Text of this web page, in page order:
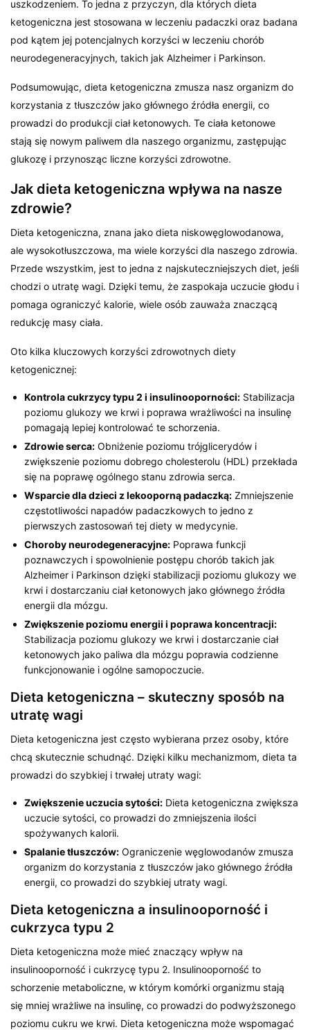
uszkodzeniem. To jedna z przyczyn, dla których dieta
ketogeniczna jest stosowana w leczeniu padaczki oraz badana
pod kątem jej potencjalnych korzyści w leczeniu chorób
neurodegeneracyjnych, takich jak Alzheimer i Parkinson.
Podsumowując, dieta ketogeniczna zmusza nasz organizm do
korzystania z tłuszczów jako głównego źródła energii, co
prowadzi do produkcji ciał ketonowych. Te ciała ketonowe
stają się nowym paliwem dla naszego organizmu, zastępując
glukozę i przynosząc liczne korzyści zdrowotne.
Jak dieta ketogeniczna wpływa na nasze
zdrowie?
Dieta ketogeniczna, znana jako dieta niskowęglowodanowa,
ale wysokotłuszczowa, ma wiele korzyści dla naszego zdrowia.
Przede wszystkim, jest to jedna z najskuteczniejszych diet, jeśli
chodzi o utratę wagi. Dzięki temu, że zaspokaja uczucie głodu i
pomaga ograniczyć kalorie, wiele osób zauważa znaczącą
redukcję masy ciała.
Oto kilka kluczowych korzyści zdrowotnych diety
ketogenicznej:
Kontrola cukrzycy typu 2 i insulinooporności: Stabilizacja
poziomu glukozy we krwi i poprawa wrażliwości na insulinę
pomagają lepiej kontrolować te schorzenia.
Zdrowie serca: Obniżenie poziomu trójglicerydów i
zwiększenie poziomu dobrego cholesterolu (HDL) przekłada
się na poprawę ogólnego stanu zdrowia serca.
Wsparcie dla dzieci z lekooporną padaczką: Zmniejszenie
częstotliwości napadów padaczkowych to jedno z
pierwszych zastosowań tej diety w medycynie.
Choroby neurodegeneracyjne: Poprawa funkcji
poznawczych i spowolnienie postępu chorób takich jak
Alzheimer i Parkinson dzięki stabilizacji poziomu glukozy we
krwi i dostarczaniu ciał ketonowych jako głównego źródła
energii dla mózgu.
Zwiększenie poziomu energii i poprawa koncentracji:
Stabilizacja poziomu glukozy we krwi i dostarczanie ciał
ketonowych jako paliwa dla mózgu poprawia codzienne
funkcjonowanie i ogólne samopoczucie.
Dieta ketogeniczna – skuteczny sposób na
utratę wagi
Dieta ketogeniczna jest często wybierana przez osoby, które
chcą skutecznie schudnąć. Dzięki kilku mechanizmom, dieta ta
prowadzi do szybkiej i trwałej utraty wagi:
Zwiększenie uczucia sytości: Dieta ketogeniczna zwiększa
uczucie sytości, co prowadzi do zmniejszenia ilości
spożywanych kalorii.
Spalanie tłuszczów: Ograniczenie węglowodanów zmusza
organizm do korzystania z tłuszczów jako głównego źródła
energii, co prowadzi do szybkiej utraty wagi.
Dieta ketogeniczna a insulinooporność i
cukrzyca typu 2
Dieta ketogeniczna może mieć znaczący wpływ na
insulinooporność i cukrzycę typu 2. Insulinooporność to
schorzenie metaboliczne, w którym komórki organizmu stają
się mniej wrażliwe na insulinę, co prowadzi do podwyższonego
poziomu cukru we krwi. Dieta ketogeniczna może wspomagać